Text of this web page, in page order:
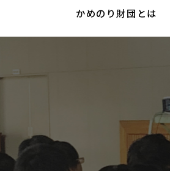
かめのり財団とは
海外日本語教育支援
フォーラム・講演会